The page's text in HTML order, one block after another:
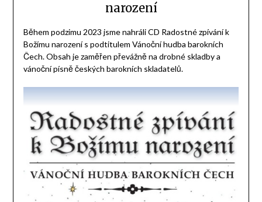
narození
Během podzimu 2023 jsme nahráli CD Radostné zpívání k
Božímu narození s podtitulem Vánoční hudba barokních
Čech. Obsah je zaměřen převážně na drobné skladby a
vánoční písně českých barokních skladatelů.